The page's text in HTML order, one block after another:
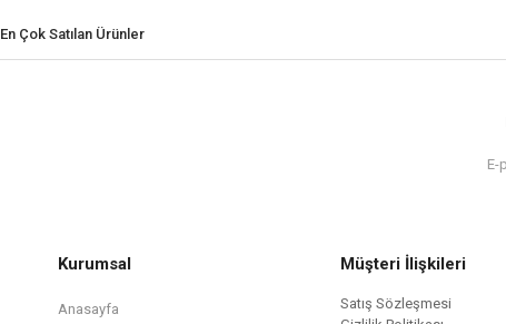
En Çok Satılan Ürünler
Kurumsal
Anasayfa
Müşteri İlişkileri
Satış Sözleşmesi